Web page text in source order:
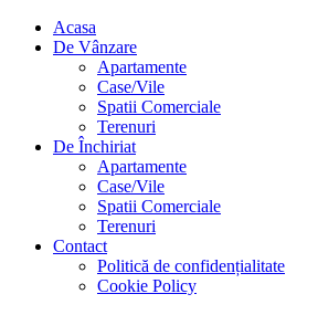
Acasa
De Vânzare
Apartamente
Case/Vile
Spatii Comerciale
Terenuri
De Închiriat
Apartamente
Case/Vile
Spatii Comerciale
Terenuri
Contact
Politică de confidențialitate
Cookie Policy